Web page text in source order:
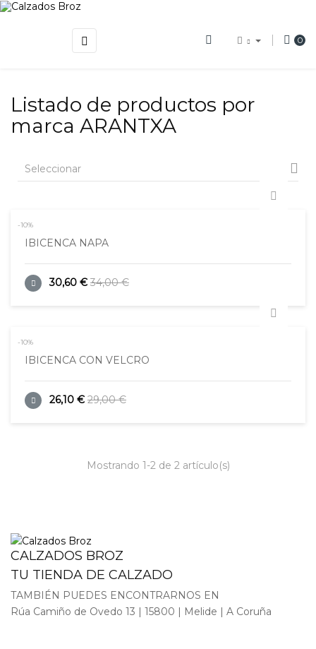
Navegación
de
☰ 0
Listado de productos por
marca ARANTXA
Seleccionar 
-10%
IBICENCA NAPA
30,60 € 34,00 €
-10%
IBICENCA CON VELCRO
26,10 € 29,00 €
Mostrando 1-2 de 2 artículo(s)
CALZADOS BROZ
TU TIENDA DE CALZADO
TAMBIÉN PUEDES ENCONTRARNOS EN
Rúa Camiño de Ovedo 13 | 15800 | Melide | A Coruña